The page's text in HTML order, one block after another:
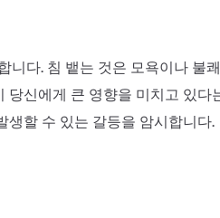
니다. 침 뱉는 것은 모욕이나 불
당신에게 큰 영향을 미치고 있다
생할 수 있는 갈등을 암시합니다.